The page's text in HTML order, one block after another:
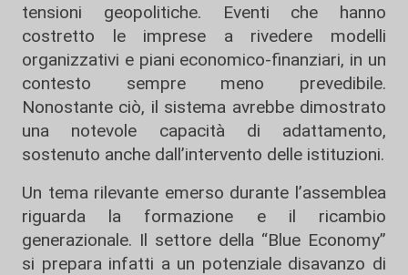
tensioni geopolitiche. Eventi che hanno
costretto le imprese a rivedere modelli
organizzativi e piani economico-finanziari, in un
contesto sempre meno prevedibile.
Nonostante ciò, il sistema avrebbe dimostrato
una notevole capacità di adattamento,
sostenuto anche dall’intervento delle istituzioni.
Un tema rilevante emerso durante l’assemblea
riguarda la formazione e il ricambio
generazionale. Il settore della “Blue Economy”
si prepara infatti a un potenziale disavanzo di